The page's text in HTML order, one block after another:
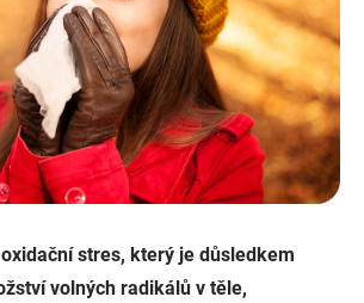
stres, který je důsledkem
volných radikálů v těle,